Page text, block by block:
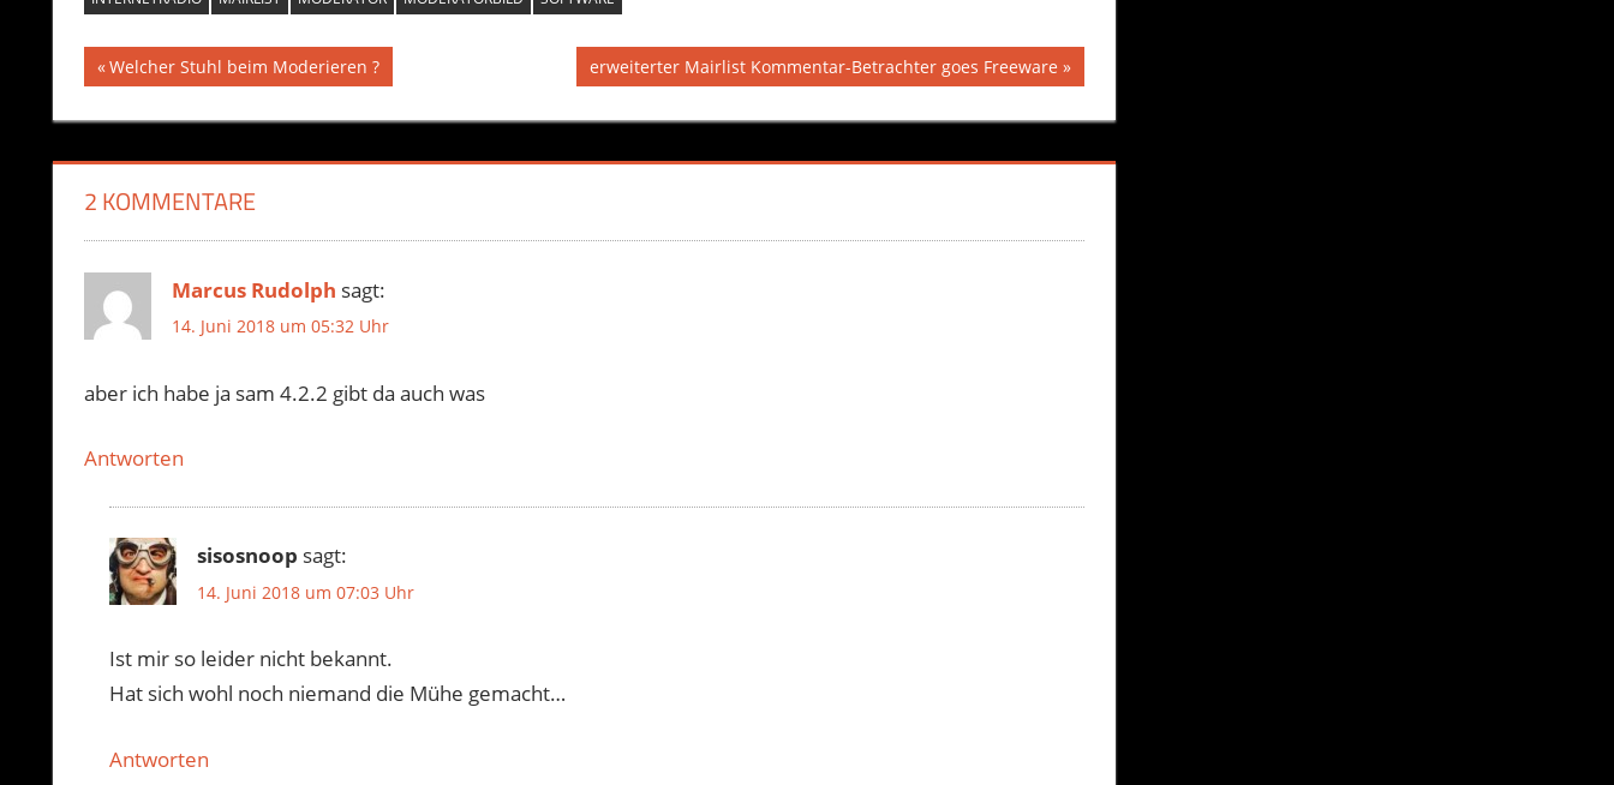
Beitragsnavigation
Vorheriger
Beitrag:
Welcher Stuhl beim Moderieren ?
Nächster
Beitrag:
erweiterter Mairlist Kommentar-Betrachter goes Freeware
2 KOMMENTARE
Marcus Rudolph sagt:
14. Juni 2018 um 05:32 Uhr
aber ich habe ja sam 4.2.2 gibt da auch was
Antworten
sisosnoop sagt:
14. Juni 2018 um 07:03 Uhr
Ist mir so leider nicht bekannt.
Hat sich wohl noch niemand die Mühe gemacht…
Antworten